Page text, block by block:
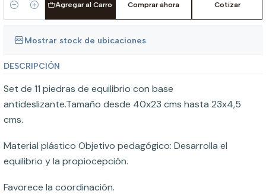
Cantidad
Agregar al Carro Comprar ahora Cotizar
Mostrar stock de ubicaciones
DESCRIPCIÓN
Set de 11 piedras de equilibrio con base
antideslizante.Tamaño desde 40x23 cms hasta 23x4,5
cms.
Material plástico Objetivo pedagógico: Desarrolla el
equilibrio y la propiocepción.
Favorece la coordinación.